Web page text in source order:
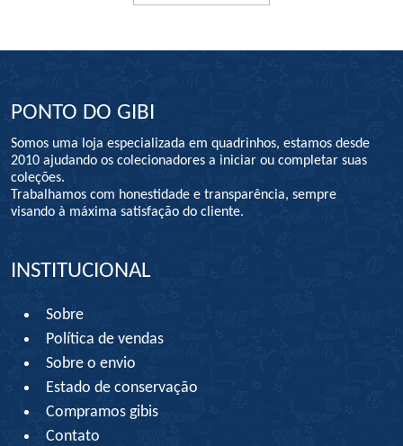
PONTO DO GIBI
Somos uma loja especializada em quadrinhos, estamos desde
2010 ajudando os colecionadores a iniciar ou completar suas
coleções.
Trabalhamos com honestidade e transparência, sempre
visando à máxima satisfação do cliente.
INSTITUCIONAL
Sobre
Política de vendas
Sobre o envio
Estado de conservação
Compramos gibis
Contato